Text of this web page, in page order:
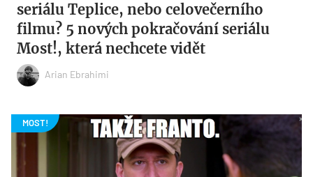
seriálu Teplice, nebo celovečerního
filmu? 5 nových pokračování seriálu
Most!, která nechcete vidět
Arian Ebrahimi